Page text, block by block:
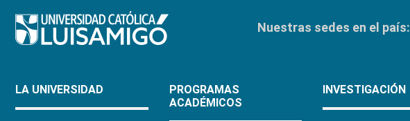
Nuestras sedes en el país:
LA UNIVERSIDAD
PROGRAMAS
ACADÉMICOS
INVESTIGACIÓN